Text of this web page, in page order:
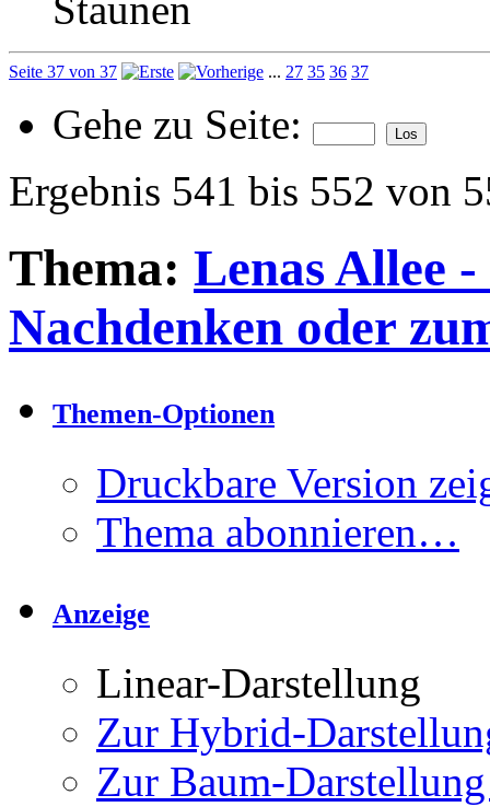
Seite 37 von 37 ... 27 35 36 37
Gehe zu Seite:
Ergebnis 541 bis 552 von
Thema: Lenas Allee
Nachdenken oder
Themen-Optionen
Druckbare Version
Thema abonnieren…
Anzeige
Linear-Darstellung
Zur Hybrid-
Zur Baum-